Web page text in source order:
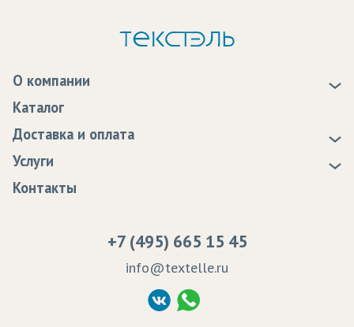
О компании
Статьи
Программа лояльности
Сертификаты качества
Судебные решения
Политика Конфиденциальности
Согласие на обработку ПД
Каталог
Доставка и оплата
Доставка
Оплата
Возврат
Услуги
Образцы
Контакты
+7 (495) 665 15 45
info@textelle.ru